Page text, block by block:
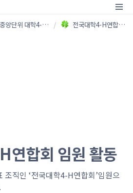
중앙단위 대학4-H 활동 소개 / 전국대학4-H연합회 임원 활동
연합회 임원 활동
직인 ‘전국대학4-H연합회’임원으